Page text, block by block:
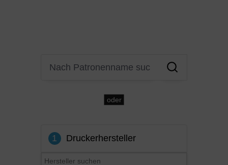
oder
1 Druckerhersteller